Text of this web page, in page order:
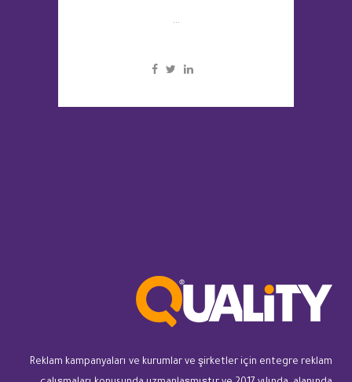
...
Reklam kampanyaları ve kurumlar ve şirketler için entegre reklam